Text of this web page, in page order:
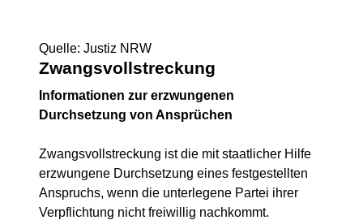
Quelle: Justiz NRW
Zwangsvollstreckung
Informationen zur erzwungenen
Durchsetzung von Ansprüchen
Zwangsvollstreckung ist die mit staatlicher Hilfe
erzwungene Durch­set­zung eines fest­ge­stel­lten
Anspruchs, wenn die unterlegene Par­tei ihrer
Verpflichtung nicht freiwillig nachkommt.